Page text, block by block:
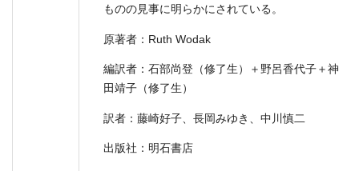
ものの見事に明らかにされている。
原著者：Ruth Wodak
編訳者：石部尚登（修了生）＋野呂香代子＋神
田靖子（修了生）
訳者：藤崎好子、長岡みゆき、中川慎二
出版社：明石書店